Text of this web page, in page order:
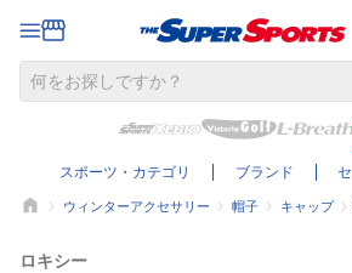
スポーツ・カテゴリ ブランド
ウィンターアクセサリー 帽子 キャップ
ロキシー